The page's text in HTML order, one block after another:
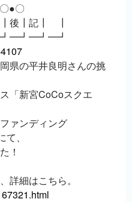
●〇
後┃記┃ ┃
県の平井良明さんの挑
「新宮CoCoスクエ
ァンディング
、
！
詳細はこちら。